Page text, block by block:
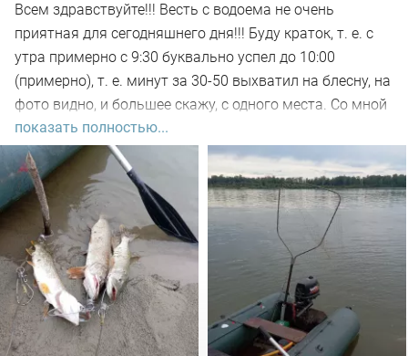
Всем здравствуйте!!! Весть с водоема не очень
приятная для сегодняшнего дня!!! Буду краток, т. е. с
утра примерно с 9:30 буквально успел до 10:00
(примерно), т. е. минут за 30-50 выхватил на блесну, на
фото видно, и большее скажу, с одного места. Со мной
был рыбак, который рыбачил с берега, т. е. я его увез
на остров на белую рыбу, а сам дальше, как обычно, по
корягам. Уже много написал)))). Так вот, сегодня
долбил до вечера выхода не как от слова совсем!!! Но
произошло не которое событие. Я предупредил деда
т.е собирайся домой, а сам от него 100м. И в отвес
между бревен я опустил блесну и понятно толи зацеп,
толи рыба, да оказалось опять дур махина, но я думаю
14-15 это точно. Так вот она меня помучила и я ее в
подсак, сильно ударила и в сплеск. Как так получилось
показать полностью...